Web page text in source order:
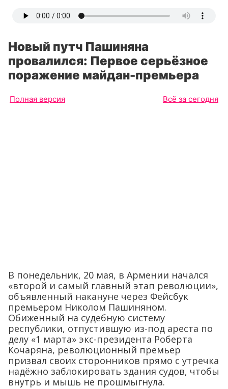
Новый путч Пашиняна
провалился: Первое серьёзное
поражение майдан-премьера
Полная версия Всё за сегодня
В понедельник, 20 мая, в Армении начался
«второй и самый главный этап революции»,
объявленный накануне через Фейсбук
премьером Николом Пашиняном.
Обиженный на судебную систему
республики, отпустившую из-под ареста по
делу «1 марта» экс-президента Роберта
Кочаряна, революционный премьер
призвал своих сторонников прямо с утречка
надёжно заблокировать здания судов, чтобы
внутрь и мышь не прошмыгнула.